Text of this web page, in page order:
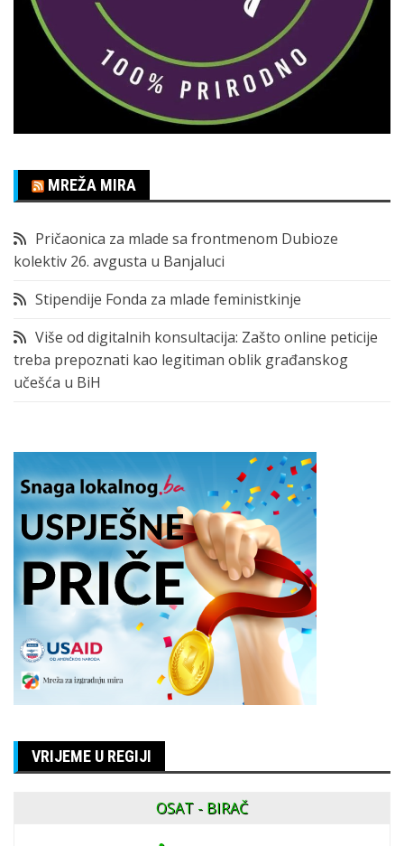
MREŽA MIRA
Pričaonica za mlade sa frontmenom Dubioze
kolektiv 26. avgusta u Banjaluci
Stipendije Fonda za mlade feministkinje
Više od digitalnih konsultacija: Zašto online peticije
treba prepoznati kao legitiman oblik građanskog
učešća u BiH
VRIJEME U REGIJI
OSAT - BIRAČ